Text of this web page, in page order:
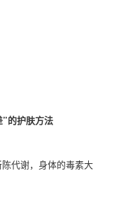
的护肤方法
代谢，身体的毒素大